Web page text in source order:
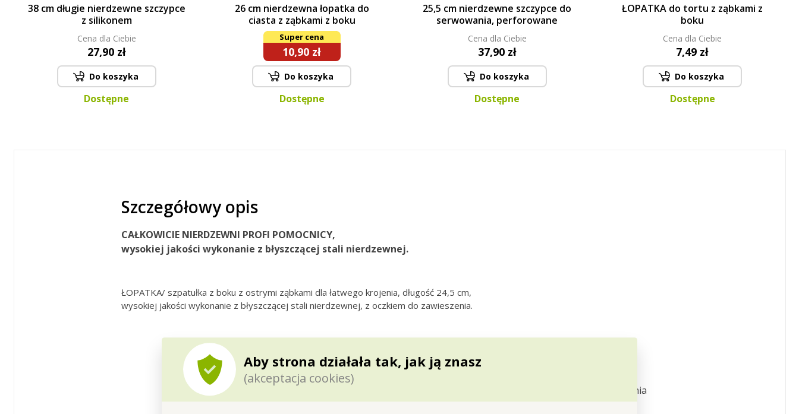
Aby strona działała tak, jak ją znasz
(akceptacja cookies)
38 cm długie nierdzewne szczypce
z silikonem
Cena dla Ciebie
27,90 zł
Do koszyka
Dostępne
26 cm nierdzewna łopatka do
ciasta z ząbkami z boku
Super cena
10,90 zł
Do koszyka
Dostępne
25,5 cm nierdzewne szczypce do
serwowania, perforowane
Cena dla Ciebie
37,90 zł
Do koszyka
Dostępne
ŁOPATKA do tortu z ząbkami z
boku
Cena dla Ciebie
7,49 zł
Do koszyka
Dostępne
Szczegółowy opis
CAŁKOWICIE NIERDZEWNI PROFI POMOCNICY,
wysokiej jakości wykonanie z błyszczącej stali nierdzewnej.
ŁOPATKA/ szpatułka z boku z ostrymi ząbkami dla łatwego krojenia, długość 24,5 cm,
wysokiej jakości wykonanie z błyszczącej stali nierdzewnej, z oczkiem do zawieszenia.
Wykorzystasz ją do obracania, krojenia i nabierania
jedzenia.